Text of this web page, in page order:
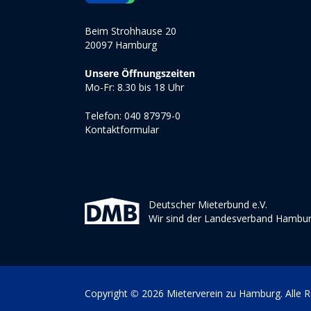
Beim Strohhause 20
20097 Hamburg
Unsere Öffnungszeiten
Mo-Fr: 8.30 bis 18 Uhr
Telefon: 040 87979-0
Kontaktformular
Deutscher Mieterbund e.V.
Wir sind der Landesverband
Copyright © 2026 Mieterverein zu Hamburg. Alle